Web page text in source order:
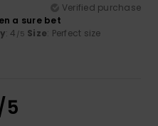
Verified purchase
a sure bet
: 4 /5 Size: Perfect size
5